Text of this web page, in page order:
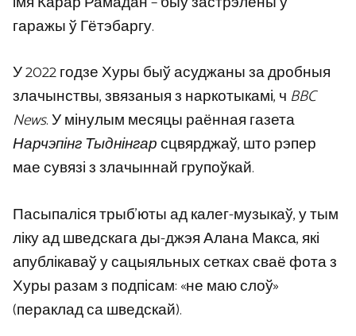
гаражы ў Гётэбаргу.
У 2022 годзе Хуры быў асуджаны за дробныя
злачынствы, звязаныя з наркотыкамі, ч BBC
News. У мінулым месяцы раённая газета
Нарчэпінг Тыднінгарсцвярджаў, што рэпер
мае сувязі з злачыннай групоўкай.
Пасыпаліся трыб’юты ад калег-музыкаў, у тым
ліку ад шведскага ды-джэя Алана Макса, які
апублікаваў у сацыяльных сетках сваё фота з
Хуры разам з подпісам: «не маю слоў»
(пераклад са шведскай).